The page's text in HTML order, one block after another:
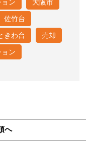
ン 大阪市
佐竹台
きわ台 売却
ン
へ